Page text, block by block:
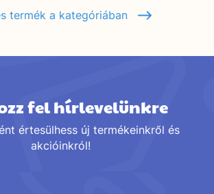
termék a kategóriában
fel hírlevelünkre
értesülhess új termékeinkről és
akcióinkról!